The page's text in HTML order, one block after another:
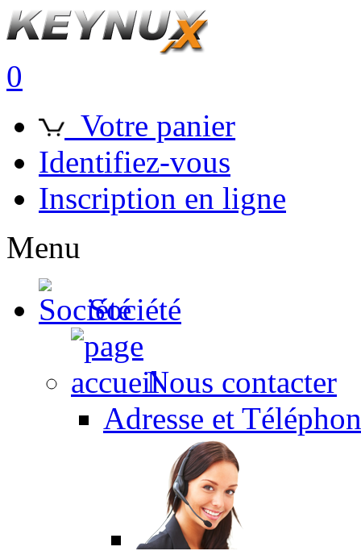
0
Votre panier
Identifiez-vous
Inscription en ligne
Menu
Société
Nous contacter
Adresse et